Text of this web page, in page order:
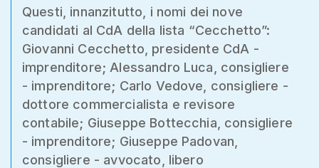
Questi, innanzitutto, i nomi dei nove
candidati al CdA della lista “Cecchetto”:
Giovanni Cecchetto, presidente CdA -
imprenditore; Alessandro Luca, consigliere
- imprenditore; Carlo Vedove, consigliere -
dottore commercialista e revisore
contabile; Giuseppe Bottecchia, consigliere
- imprenditore; Giuseppe Padovan,
consigliere - avvocato, libero